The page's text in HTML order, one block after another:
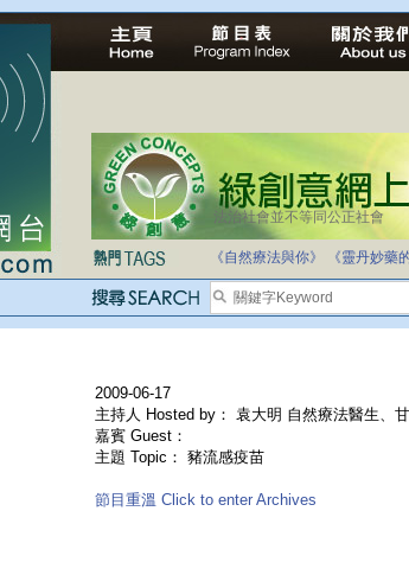
法治社會並不等同公正社會
《自然療法與你》 《靈丹妙藥
2009-06-17
主持人 Hosted by： 袁大明 自然療法醫生、
嘉賓 Guest：
主題 Topic： 豬流感疫苗
節目重溫 Click to enter Archives